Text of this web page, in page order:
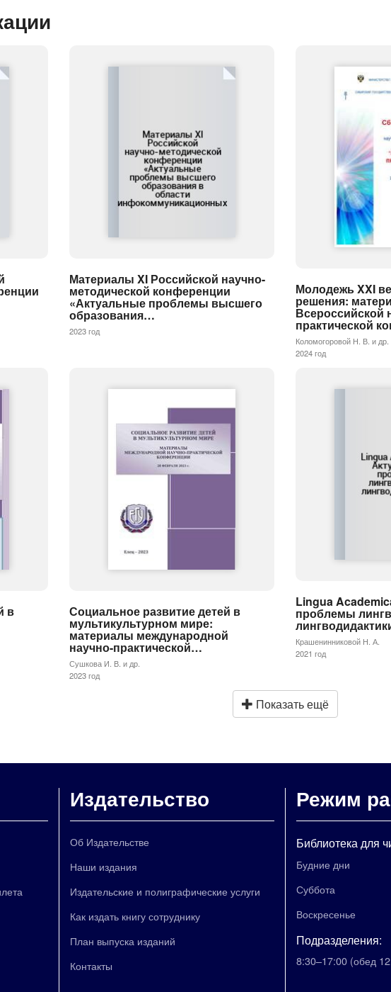
Материалы XI Российской научно-
методической конференции
«Актуальные проблемы высшего
образования…
2023 год
Молодежь XXI
решения:
Всероссийской
практической
Коломогоровой Н. В. и др.
2024 год
в Социальное развитие детей в
мультикультурном мире:
материалы международной
научно-практической…
Сушкова И. В. и др.
2023 год
Lingua
проблемы
Крашенинниковой Н. А.
2021 год
Показать ещё
Издательство
Об Издательстве
Наши издания
Издательские и полиграфические услуги
Как издать книгу сотруднику
План выпуска изданий
Контакты
Режим
Библиотека для
Будние дни
Суббота
Воскресенье
Подразделения:
8:30–17:00 (обед